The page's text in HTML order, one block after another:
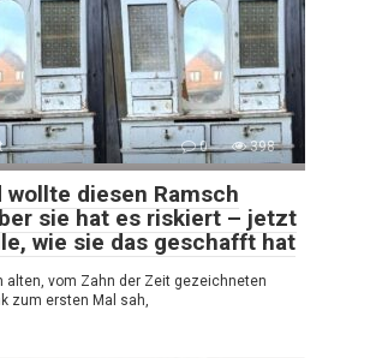
0 398
wollte diesen Ramsch
sie hat es riskiert – jetzt
wie sie das geschafft hat
alten, vom Zahn der Zeit gezeichneten
zum ersten Mal sah,